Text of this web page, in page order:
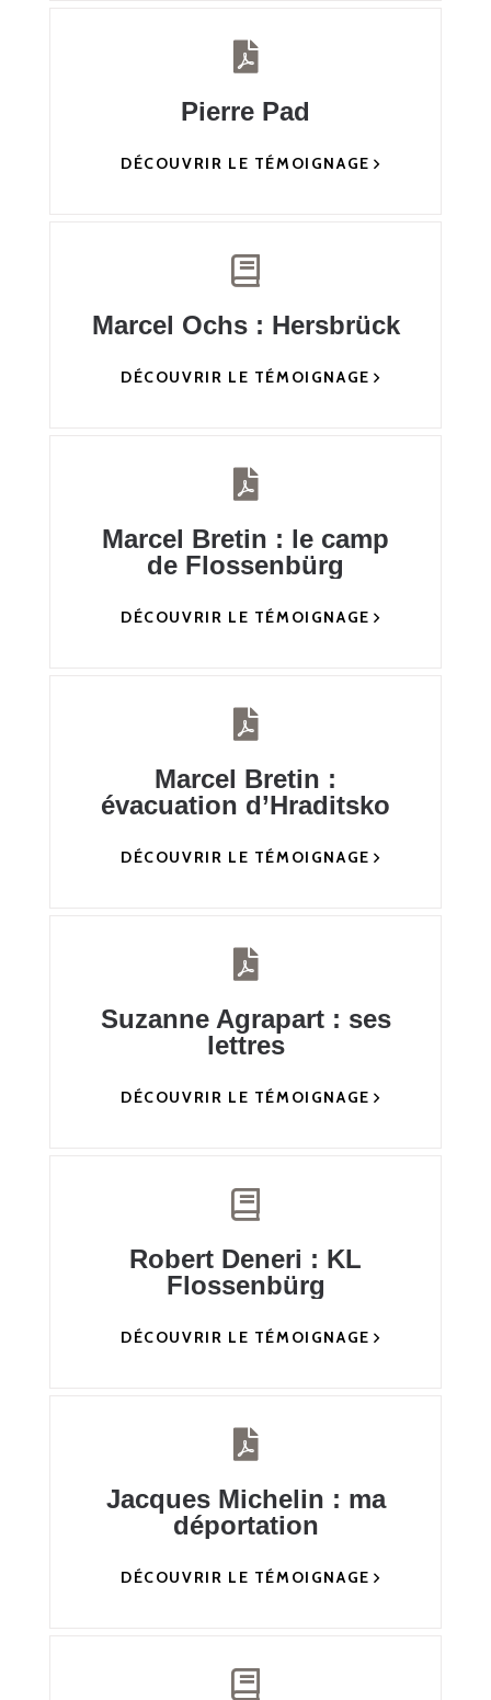
Pierre Pad
DÉCOUVRIR LE TÉMOIGNAGE
Marcel Ochs : Hersbrück
DÉCOUVRIR LE TÉMOIGNAGE
Marcel Bretin : le camp
de Flossenbürg
DÉCOUVRIR LE TÉMOIGNAGE
Marcel Bretin :
évacuation d’Hraditsko
DÉCOUVRIR LE TÉMOIGNAGE
Suzanne Agrapart : ses
lettres
DÉCOUVRIR LE TÉMOIGNAGE
Robert Deneri : KL
Flossenbürg
DÉCOUVRIR LE TÉMOIGNAGE
Jacques Michelin : ma
déportation
DÉCOUVRIR LE TÉMOIGNAGE